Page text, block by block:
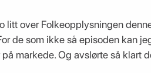
over Folkeopplysningen
de som ikke så episoden kan
markede. Og avslørte så klart